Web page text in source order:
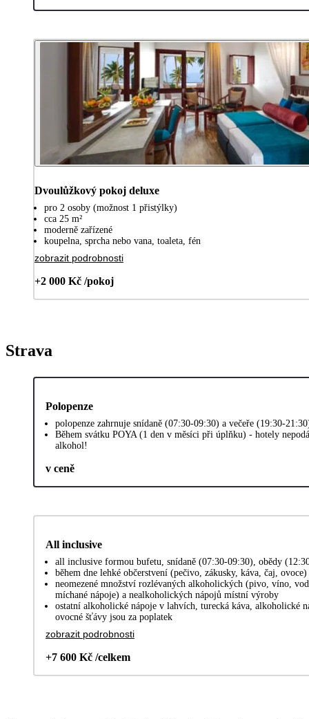
Dvoulůžkový pokoj deluxe
pro 2 osoby (možnost 1 přistýlky)
cca 25 m²
moderně zařízené
koupelna, sprcha nebo vana, toaleta, fén
zobrazit podrobnosti
+2 000 Kč /pokoj
Strava
Polopenze
polopenze zahrnuje snídaně (07:30-09:30) a večeře (19:30-
Během svátku POYA (1 den v měsíci při úplňku) - hotely
alkohol!
v ceně
All inclusive
all inclusive formou bufetu, snídaně (07:30-09:30), obědy
během dne lehké občerstvení (pečivo, zákusky, káva, čaj, ovoce)
neomezené množství rozlévaných alkoholických (pivo, víno,
míchané nápoje) a nealkoholických nápojů místní výroby
ostatní alkoholické nápoje v lahvích, turecká káva, alkoholické
ovocné šťávy jsou za poplatek
zobrazit podrobnosti
+7 600 Kč /celkem